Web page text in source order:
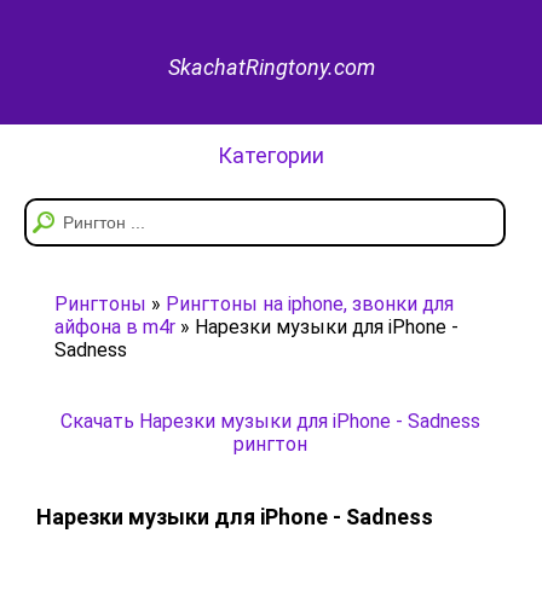
SkachatRingtony.com
Категории
Рингтоны » Рингтоны на iphone, звонки для
айфона в m4r » Нарезки музыки для iPhone -
Sadness
Скачать Нарезки музыки для iPhone - Sadness
рингтон
Нарезки музыки для iPhone - Sadness